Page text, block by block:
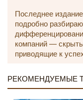
Последнее
подробно
компаний —
приводящие к
РЕКОМЕНДУЕМЫЕ